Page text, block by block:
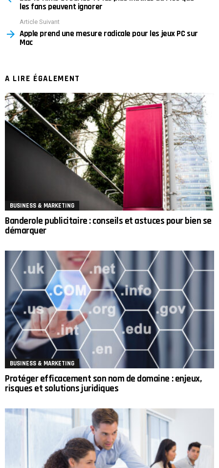
les fans peuvent ignorer
Article Suivant
Apple prend une mesure radicale pour les jeux PC sur
Mac
A LIRE ÉGALEMENT
BUSINESS & MARKETING
Banderole publicitaire : conseils et astuces pour bien se
démarquer
BUSINESS & MARKETING
Protéger efficacement son nom de domaine : enjeux,
risques et solutions juridiques